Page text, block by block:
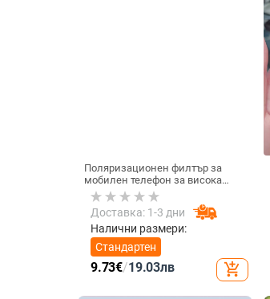
Поляризационен филтър за
мобилен телефон за висока
резолюция — ND филтър, модел
GZM
Доставка: 1-3 дни
Налични размери:
Стандартен
9.73€/19.03лв add_shopping_cart